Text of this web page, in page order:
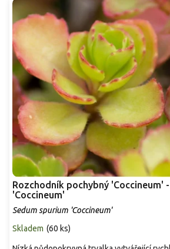
s
p
r
o
d
u
k
Rozchodník pochybný 'Coccineum'
'Coccineum'
Sedum spurium 'Coccineum'
Skladem (60 ks)